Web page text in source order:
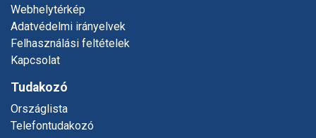
Webhelytérkép
Adatvédelmi irányelvek
Felhasználási feltételek
Kapcsolat
Tudakozó
Országlista
Telefontudakozó